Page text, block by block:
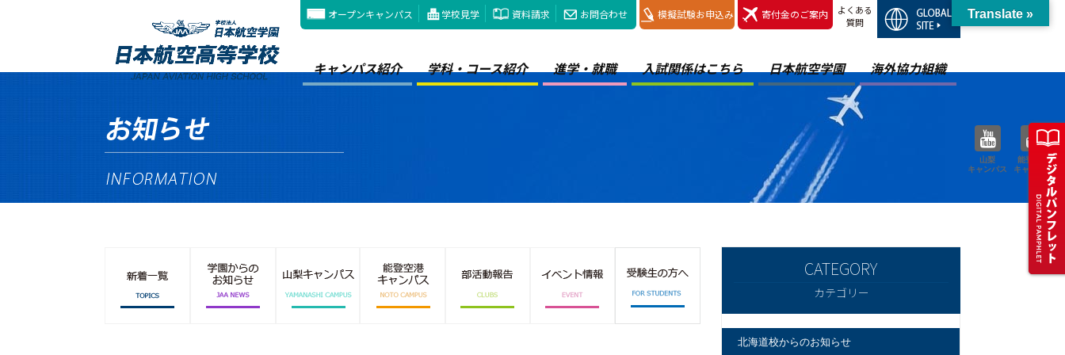
オープンキャンパス 学校見学 資料請求 お問合わせ 模擬試験お申込み 寄付金のご案内
よくある
質問
キャンパス紹介 学科・コース紹介 進学・就職 入試関係はこちら 日本航空学園 海外協力組織
山梨
キャンパス
能登空港
キャンパス
カテゴリー
北海道校からのお知らせ
Translate »